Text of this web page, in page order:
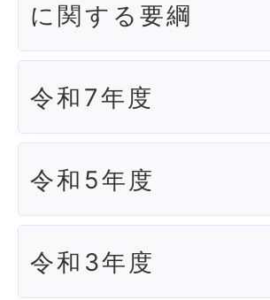
に関する要綱
令和7年度
令和5年度
令和3年度